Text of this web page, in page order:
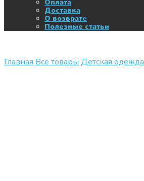
Оплата
Доставка
О возврате
Полезные статьи
Главная Все товары Детская одежда